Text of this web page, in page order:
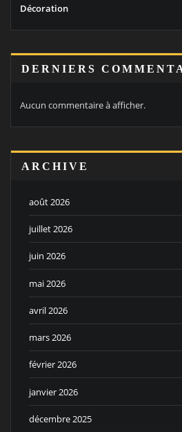
Décoration
DERNIERS
Aucun commentaire à afficher.
ARCHIVE
août 2026
juillet 2026
juin 2026
mai 2026
avril 2026
mars 2026
février 2026
janvier 2026
décembre 2025